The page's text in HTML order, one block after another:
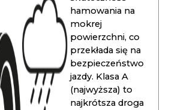
hamowania na
mokrej
powierzchni, co
przekłada się na
bezpieczeństwo
jazdy. Klasa A
(najwyższa) to
najkrótsza droga